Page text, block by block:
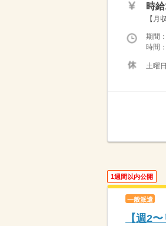
時
【月
期間
時間
土曜
1週間以内公開
一般派遣
【週2